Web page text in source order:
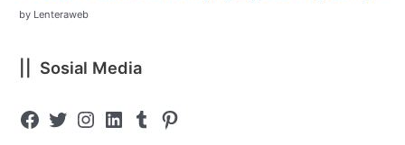
by Lenteraweb
|| Sosial Media